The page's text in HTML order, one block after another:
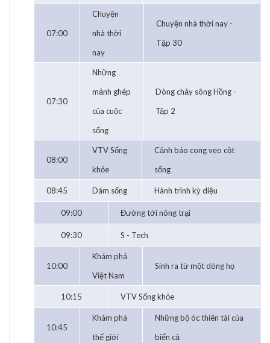
07:00
Chuyện
nhà thời
nay
Chuyện nhà thời nay -
Tập 30
07:30
Những
mảnh ghép
của cuộc
sống
Dòng chảy sông Hồng -
Tập 2
08:00
VTV Sống
khỏe
Cảnh báo cong vẹo cột
sống
08:45 Dám sống Hành trình kỳ diệu
09:00 Đường tới nông trại
09:30 S - Tech
10:00
Khám phá
Việt Nam
Sinh ra từ một dòng họ
10:15 VTV Sống khỏe
10:45
Khám phá
thế giới
Những bộ óc thiên tài của
biển cả